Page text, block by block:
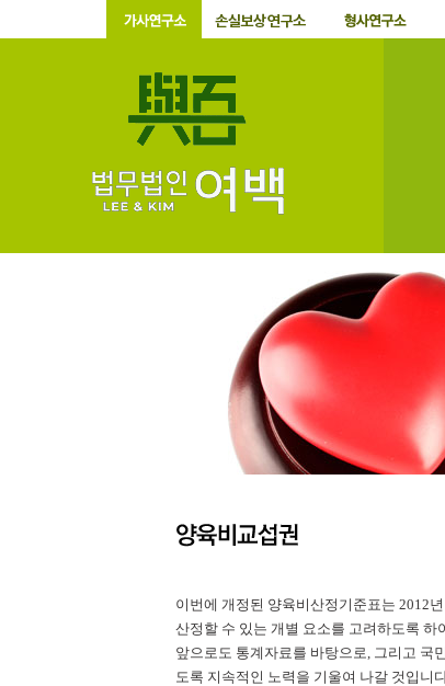
이번에 개정된 양육비산정기준표는 2012
산정할 수 있는 개별 요소를 고려하도록
앞으로도 통계자료를 바탕으로, 그리고 국
도록 지속적인 노력을 기울여 나갈 것입니